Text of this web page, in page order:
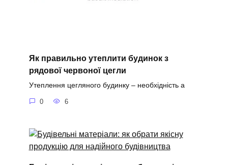
Як правильно утеплити будинок з
рядової червоної цегли
Утеплення цегляного будинку – необхідність а
0 6